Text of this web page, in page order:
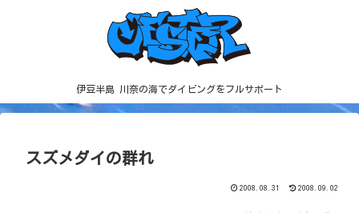
伊豆半島 川奈の海でダイビングをフルサポート
スズメダイの群れ
2008.08.31 2008.09.02